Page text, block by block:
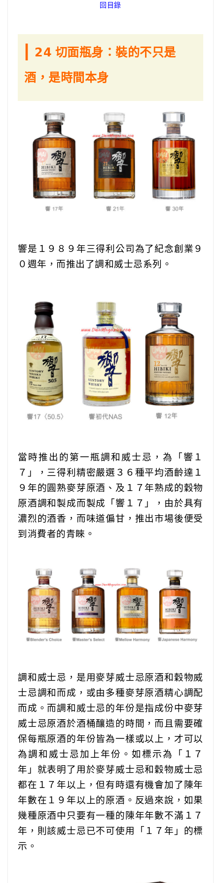
回目錄
| 𝟮𝟰 切面瓶身：裝的不只是
酒，是時間本身
響是１９８９年三得利公司為了紀念創業９
０週年，而推出了調和威士忌系列。
當時推出的第一瓶調和威士忌，為「響１
７」，三得利精密嚴選３６種平均酒齡達１
９年的圓熟麥芽原酒、及１７年熟成的穀物
原酒調和製成而製成「響１７」，由於具有
濃烈的酒香，而味道偏甘，推出市場後便受
到消費者的青睞。
調和威士忌，是用麥芽威士忌原酒和穀物威
士忌調和而成，或由多種麥芽原酒精心調配
而成。而調和威士忌的年份是指成份中麥芽
威士忌原酒於酒桶釀造的時間，而且需要確
保每瓶原酒的年份皆為一樣或以上，才可以
為調和威士忌加上年份。如標示為「１７
年」就表明了用於麥芽威士忌和穀物威士忌
都在１７年以上，但有時還有機會加了陳年
年數在１９年以上的原酒。反過來說，如果
幾種原酒中只要有一種的陳年年數不滿１７
年，則該威士忌已不可使用「１７年」的標
示。